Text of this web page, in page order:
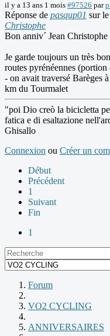
il y a 13 ans 1 mois #97526 par
Réponse de pasqup01 sur
Christophe
Bon anniv´ Jean Christophe
Je garde toujours un très
routes pyrénéennes
- on avait traversé Barèges
km du Tourmalet
"poi Dio creò la bicicletta
fatica e di esaltazione
Ghisallo
Connexion ou Créer un
Début
Précédent
1
Suivant
Fin
1
Forum
VO2 CYCLING
ANNIVERSAIRES